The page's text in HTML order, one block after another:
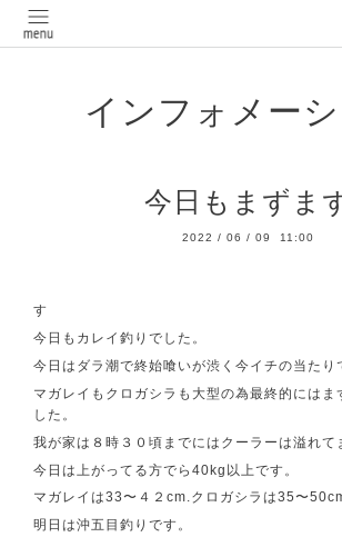
インフォメー
今日もまずま
2022 /06 /09 11:00
す
今日もカレイ釣りでした。
今日はダラ潮で終始喰いが渋く今イチの当たり
マガレイもクロガシラも大型の為最終的にはま
した。
我が家は８時３０頃までにはクーラーは溢れて
今日は上がってる方でら40kg以上です。
マガレイは33〜４２cm.クロガシラは35〜
明日は沖五目釣りです。